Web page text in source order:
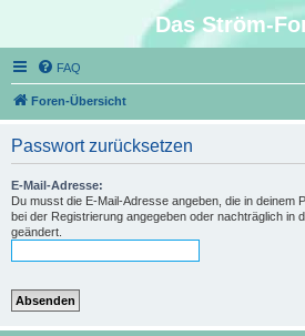
Das Ström-
FAQ
Foren-Übersicht
Passwort zurücksetzen
E-Mail-Adresse:
Du musst die E-Mail-Adresse angeben, die in deinem
bei der Registrierung angegeben oder nachträglich in
geändert.